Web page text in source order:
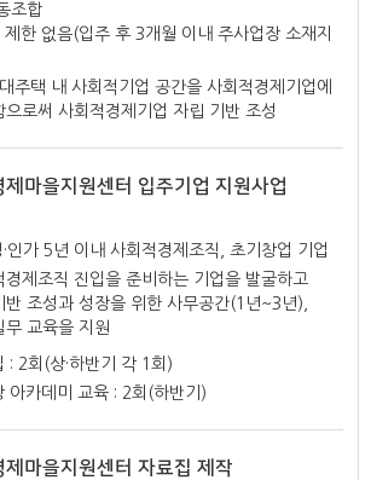
조합
한 없음(입주 후 3개월 이내 주사업장 소재지
대주택 내 사회적기업 공간을 사회적경제기업에
으로써 사회적경제기업 자립 기반 조성
마을지원센터 입주기업 지원사업
·인가 5년 이내 사회적경제조직, 초기창업 기업
경제조직 진입을 준비하는 기업을 발굴하고
반 조성과 성장을 위한 사무공간(1년~3년),
무 교육을 지원
: 2회(상·하반기 각 1회)
아카데미 교육 : 2회(하반기)
마을지원센터 자료집 제작